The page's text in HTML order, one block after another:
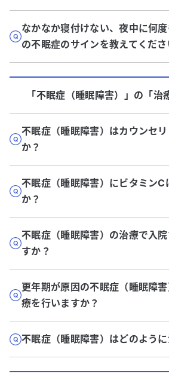
なかなか寝付けない、夜中に何
の不眠症のサインを教えてくださ
「不眠症（睡眠障害）」 の「治
不眠症（睡眠障害）はカウンセ
か？
不眠症（睡眠障害）にビタミンC
か？
不眠症（睡眠障害）の治療で入
すか？
更年期が原因の不眠症（睡眠障
療を行いますか？
不眠症（睡眠障害）はどのよう